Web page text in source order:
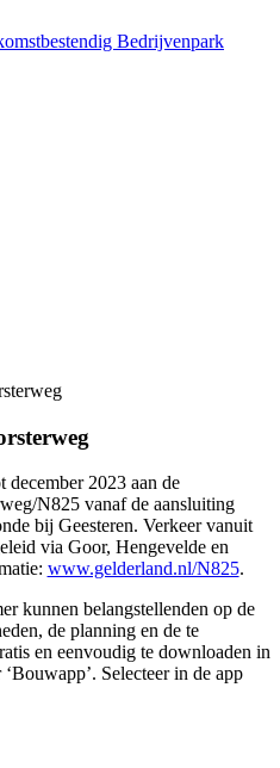
2023 aan de
N825 vanaf de aansluiting
bij Geesteren. Verkeer vanuit
via Goor, Hengevelde en
www.gelderland.nl/N825.
kunnen belangstellenden op de
de planning en de te
en eenvoudig te downloaden in
Selecteer in de app